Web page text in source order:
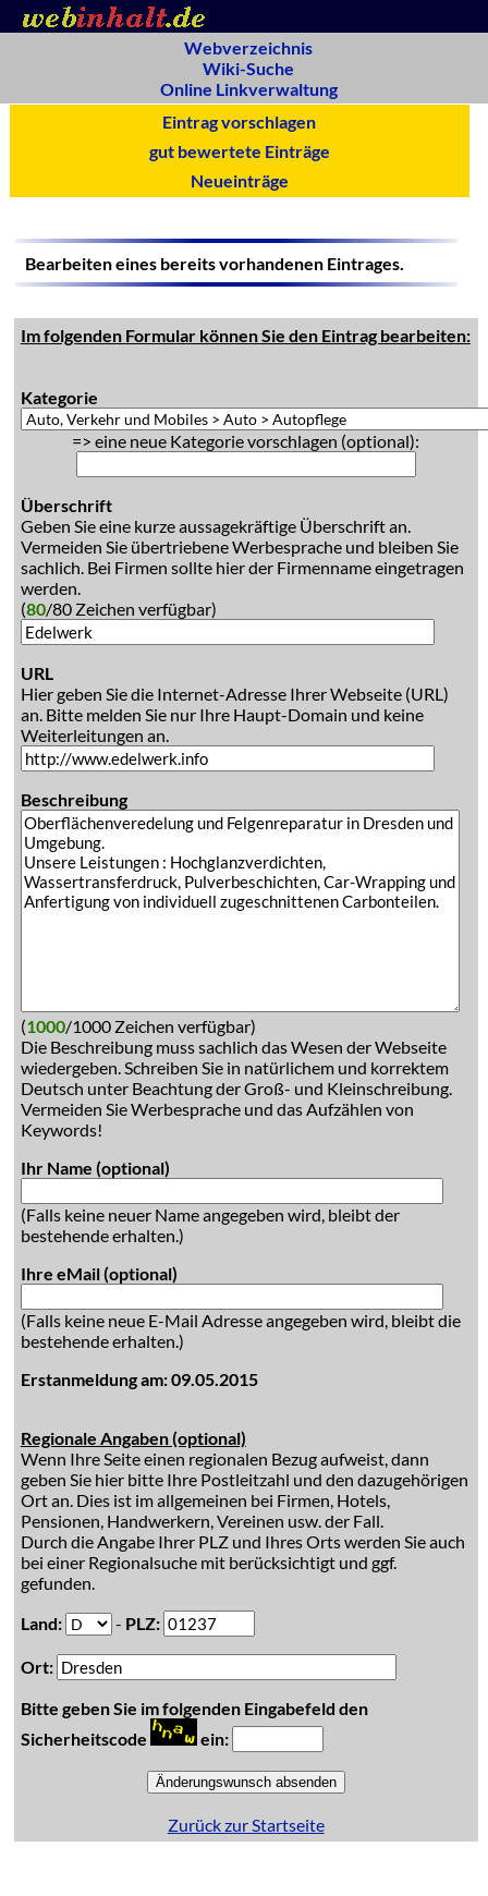
Webverzeichnis
Wiki-Suche
Online Linkverwaltung
Eintrag vorschlagen
gut bewertete Einträge
Neueinträge
Bearbeiten eines bereits vorhandenen Eintrages.
Im folgenden Formular können Sie den Eintrag bearbeiten:
Kategorie
=> eine neue Kategorie vorschlagen (optional):
Überschrift
Geben Sie eine kurze aussagekräftige Überschrift an.
Vermeiden Sie übertriebene Werbesprache und bleiben Sie
sachlich. Bei Firmen sollte hier der Firmenname eingetragen
werden.
(80/80 Zeichen verfügbar)
URL
Hier geben Sie die Internet-Adresse Ihrer Webseite (URL)
an. Bitte melden Sie nur Ihre Haupt-Domain und keine
Weiterleitungen an.
Beschreibung
(1000/1000 Zeichen verfügbar)
Die Beschreibung muss sachlich das Wesen der Webseite
wiedergeben. Schreiben Sie in natürlichem und korrektem
Deutsch unter Beachtung der Groß- und Kleinschreibung.
Vermeiden Sie Werbesprache und das Aufzählen von
Keywords!
Ihr Name (optional)
(Falls keine neuer Name angegeben wird, bleibt der
bestehende erhalten.)
Ihre eMail (optional)
(Falls keine neue E-Mail Adresse angegeben wird, bleibt die
bestehende erhalten.)
Erstanmeldung am: 09.05.2015
Regionale Angaben (optional)
Wenn Ihre Seite einen regionalen Bezug aufweist, dann
geben Sie hier bitte Ihre Postleitzahl und den dazugehörigen
Ort an. Dies ist im allgemeinen bei Firmen, Hotels,
Pensionen, Handwerkern, Vereinen usw. der Fall.
Durch die Angabe Ihrer PLZ und Ihres Orts werden Sie auch
bei einer Regionalsuche mit berücksichtigt und ggf.
gefunden.
Land:
- PLZ:
Ort:
Bitte geben Sie im folgenden Eingabefeld den
Sicherheitscode
ein:
Zurück zur Startseite